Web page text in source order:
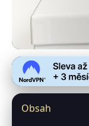
0-senator.info
Senátní
Obsah